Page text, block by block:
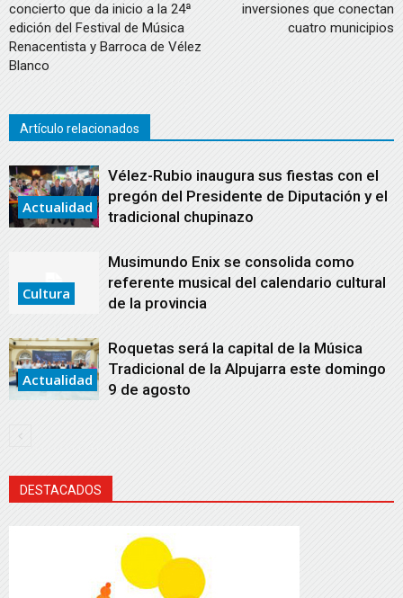
concierto que da inicio a la 24ª
edición del Festival de Música
Renacentista y Barroca de Vélez
Blanco
inversiones que conectan
cuatro municipios
Artículo relacionados
Actualidad
Vélez-Rubio inaugura sus fiestas con el
pregón del Presidente de Diputación y el
tradicional chupinazo
Cultura
Musimundo Enix se consolida como
referente musical del calendario cultural
de la provincia
Actualidad
Roquetas será la capital de la Música
Tradicional de la Alpujarra este domingo
9 de agosto
DESTACADOS